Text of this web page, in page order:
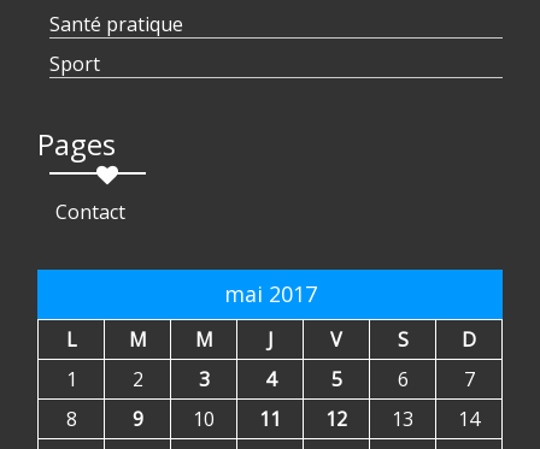
Santé pratique
Sport
Pages
Contact
mai 2017
L M M J V S
D
1
2 3 4 5 6
7
8
9 10 11 12 13
14